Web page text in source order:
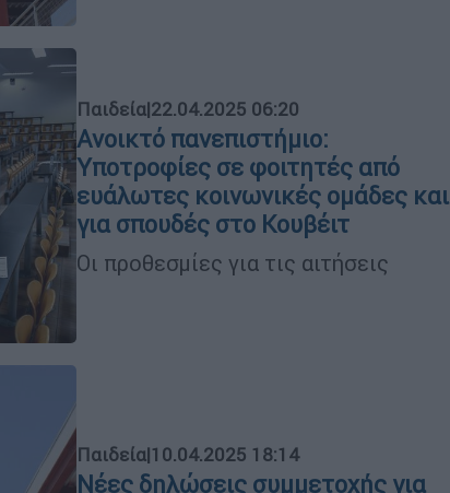
Παιδεία|22.04.2025 06:20
Ανοικτό πανεπιστήμιο:
Υποτροφίες σε φοιτητές από
ευάλωτες κοινωνικές ομάδες και
για σπουδές στο Κουβέιτ
Οι προθεσμίες για τις αιτήσεις
Παιδεία|10.04.2025 18:14
Νέες δηλώσεις συμμετοχής για